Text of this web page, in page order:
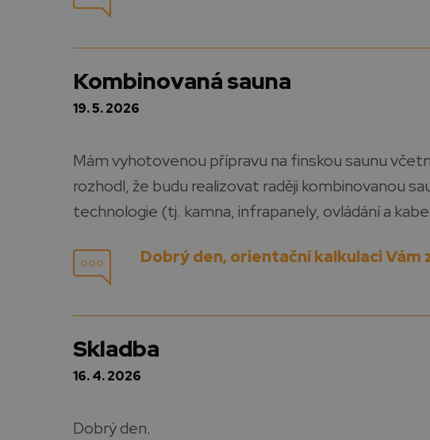
Kombinovaná sauna
19. 5. 2026
Mám vyhotovenou přípravu na finskou saunu
rozhodl, že budu realizovat raději kombinovanou
technologie (tj. kamna, infrapanely, ovládání a
Dobrý den, orientační kalkulaci Vám
skladba
16. 4. 2026
Dobrý den.